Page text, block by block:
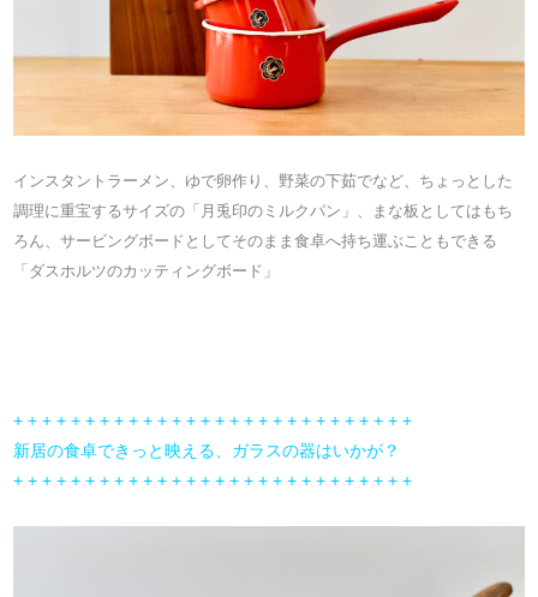
インスタントラーメン、ゆで卵作り、野菜の下茹でなど、ちょっとした
調理に重宝するサイズの「月兎印のミルクパン」、
まな板としてはもち
ろん、サービングボードとしてそのまま食卓へ持ち運ぶこともできる
「ダスホルツのカッティングボード」
+ + + + + + + + + + + + + + + + + + + + + + + + + + + +
新居の食卓できっと映える、ガラスの器はいかが？
+ + + + + + + + + + + + + + + + + + + + + + + + + + + +